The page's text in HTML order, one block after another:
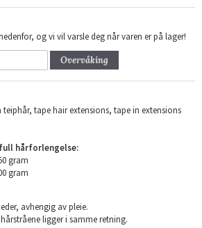
og vi vil varsle deg når varen er på lager!
Overvåking
teiphår, tape hair extensions, tape in extensions
hårforlengelse:
gram
gram
avhengig av pleie.
ligger i samme retning.